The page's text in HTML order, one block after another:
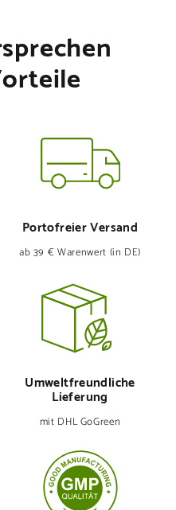
Portofreier Versand
ab 39 € Warenwert (in DE)
Umweltfreund­liche
Lieferung
mit DHL GoGreen